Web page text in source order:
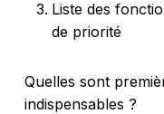
Liste des
de priorité
Quelles sont
indispensables ?